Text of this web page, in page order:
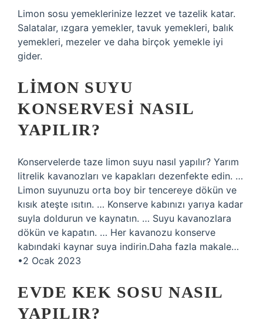
Limon sosu yemeklerinize lezzet ve tazelik katar.
Salatalar, ızgara yemekler, tavuk yemekleri, balık
yemekleri, mezeler ve daha birçok yemekle iyi
gider.
LIMON SUYU
KONSERVESI NASIL
YAPILIR?
Konservelerde taze limon suyu nasıl yapılır? Yarım
litrelik kavanozları ve kapakları dezenfekte edin. …
Limon suyunuzu orta boy bir tencereye dökün ve
kısık ateşte ısıtın. … Konserve kabınızı yarıya kadar
suyla doldurun ve kaynatın. … Suyu kavanozlara
dökün ve kapatın. … Her kavanozu konserve
kabındaki kaynar suya indirin.Daha fazla makale…
•2 Ocak 2023
EVDE KEK SOSU NASIL
YAPILIR?